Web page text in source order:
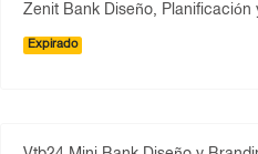
Zenit Bank Diseño, Planificación
Expirado